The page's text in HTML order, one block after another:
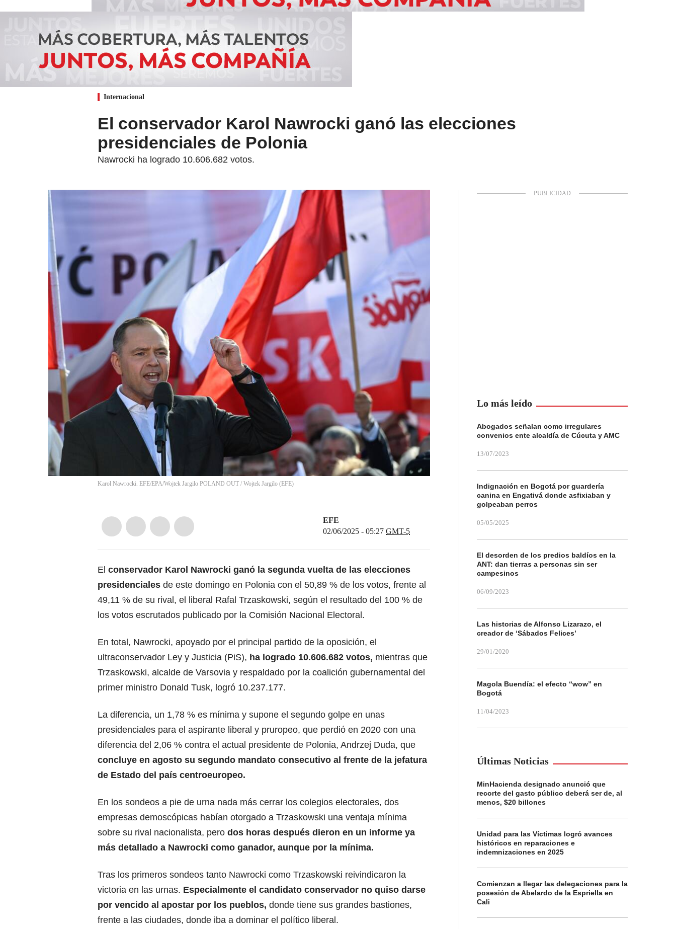
Internacional
El conservador Karol Nawrocki ganó las elecciones
presidenciales de Polonia
Nawrocki ha logrado 10.606.682 votos.
Karol Nawrocki. EFE/EPA/Wojtek Jargilo POLAND OUT / Wojtek Jargilo (EFE)
EFE
02/06/2025 - 05:27 GMT-5
El conservador Karol Nawrocki ganó la segunda vuelta de las elecciones
presidenciales de este domingo en Polonia con el 50,89 % de los votos, frente al
49,11 % de su rival, el liberal Rafal Trzaskowski, según el resultado del 100 % de
los votos escrutados publicado por la Comisión Nacional Electoral.
En total, Nawrocki, apoyado por el principal partido de la oposición, el
ultraconservador Ley y Justicia (PiS), ha logrado 10.606.682 votos, mientras que
Trzaskowski, alcalde de Varsovia y respaldado por la coalición gubernamental del
primer ministro Donald Tusk, logró 10.237.177.
La diferencia, un 1,78 % es mínima y supone el segundo golpe en unas
presidenciales para el aspirante liberal y pruropeo, que perdió en 2020 con una
diferencia del 2,06 % contra el actual presidente de Polonia, Andrzej Duda, que
concluye en agosto su segundo mandato consecutivo al frente de la jefatura
de Estado del país centroeuropeo.
En los sondeos a pie de urna nada más cerrar los colegios electorales, dos
empresas demoscópicas habían otorgado a Trzaskowski una ventaja mínima
sobre su rival nacionalista, pero dos horas después dieron en un informe ya
más detallado a Nawrocki como ganador, aunque por la mínima.
Tras los primeros sondeos tanto Nawrocki como Trzaskowski reivindicaron la
victoria en las urnas. Especialmente el candidato conservador no quiso darse
por vencido al apostar por los pueblos, donde tiene sus grandes bastiones,
frente a las ciudades, donde iba a dominar el político liberal.
Lo más leído
Abogados señalan como irregulares
convenios ente alcaldía de Cúcuta y AMC
13/07/2023
Indignación en Bogotá por guardería
canina en Engativá donde asfixiaban y
golpeaban perros
05/05/2025
El desorden de los predios baldíos en la
ANT: dan tierras a personas sin ser
campesinos
06/09/2023
Las historias de Alfonso Lizarazo, el
creador de ‘Sábados Felices’
29/01/2020
Magola Buendía: el efecto “wow” en
Bogotá
11/04/2023
Últimas Noticias
MinHacienda designado anunció que
recorte del gasto público deberá ser de, al
menos, $20 billones
Unidad para las Víctimas logró avances
históricos en reparaciones e
indemnizaciones en 2025
Comienzan a llegar las delegaciones para la
posesión de Abelardo de la Espriella en
Cali